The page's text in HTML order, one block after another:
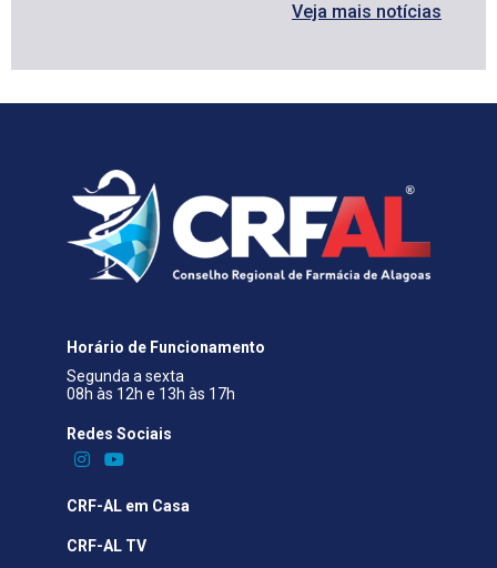
Veja mais notícias
Horário de Funcionamento
Segunda a sexta
08h às 12h e 13h às 17h
Redes Sociais​
CRF-AL em Casa
CRF-AL TV